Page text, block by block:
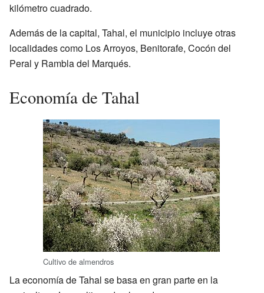
kilómetro cuadrado.
Además de la capital, Tahal, el municipio incluye otras
localidades como Los Arroyos, Benitorafe, Cocón del
Peral y Rambla del Marqués.
Economía de Tahal
Cultivo de almendros
La economía de Tahal se basa en gran parte en la